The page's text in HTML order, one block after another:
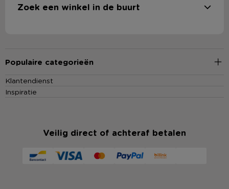
Zoek een winkel in de buurt
Populaire categorieën
Klantendienst
Inspiratie
Veilig direct of achteraf betalen